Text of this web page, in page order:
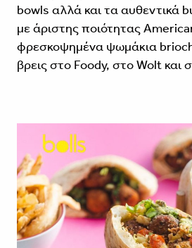
bowls αλλά και τα αυθεντικά
με άριστης ποιότητας
φρεσκοψημένα ψωμάκια
βρεις στο Foody, στο Wolt και